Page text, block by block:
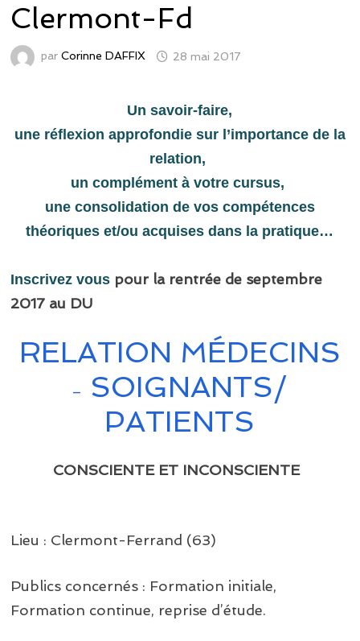
Clermont-Fd
par Corinne DAFFIX 28 mai 2017
Un savoir-faire,
une réflexion approfondie sur l’importance de la
relation,
un complément à votre cursus,
une consolidation de vos compétences
théoriques et/ou acquises dans la pratique…
Inscrivez vous pour la rentrée de septembre
2017au DU
RELATION MÉDECINS
–
SOIGNANTS/
PATIENTS
CONSCIENTE ET INCONSCIENTE
Lieu : Clermont-Ferrand (63)
Publics concernés : Formation initiale,
Formation continue, reprise d’étude.